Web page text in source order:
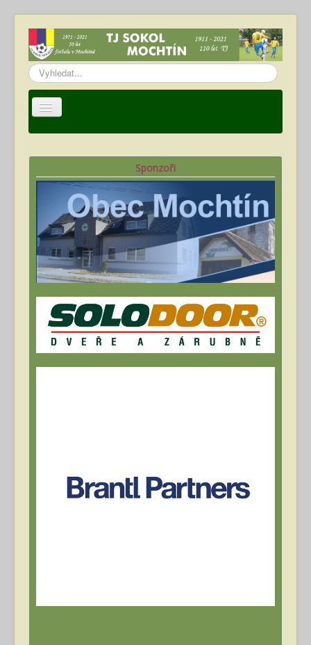
Vyhledávání...
Oddíl fotbalu
Hráči
Kalendář akcí
Fotogalerie
Ke stažení
Archív článků
Přihlásit
Sponzoři